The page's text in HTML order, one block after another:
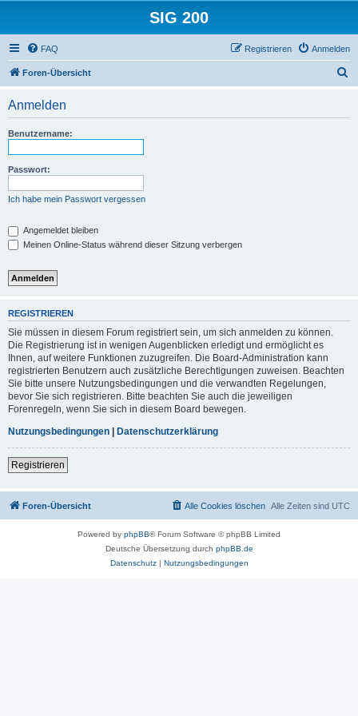
SIG 200
FAQ Anmelden
Registrieren
Foren-Übersicht
Anmelden
Benutzername:
Passwort:
Ich habe mein Passwort vergessen
Angemeldet bleiben
Meinen Online-Status während dieser Sitzung verbergen
REGISTRIEREN
Sie müssen in diesem Forum registriert sein, um sich anmelden zu können.
Die Registrierung ist in wenigen Augenblicken erledigt und ermöglicht es
Ihnen, auf weitere Funktionen zuzugreifen. Die Board-Administration kann
registrierten Benutzern auch zusätzliche Berechtigungen zuweisen. Beachten
Sie bitte unsere Nutzungsbedingungen und die verwandten Regelungen,
bevor Sie sich registrieren. Bitte beachten Sie auch die jeweiligen
Forenregeln, wenn Sie sich in diesem Board bewegen.
Nutzungsbedingungen | Datenschutzerklärung
Registrieren
Foren-Übersicht Alle Zeiten sind UTC
Alle Cookies löschen
Powered by phpBB® Forum Software © phpBB Limited
Deutsche Übersetzung durch phpBB.de
Datenschutz| Nutzungsbedingungen